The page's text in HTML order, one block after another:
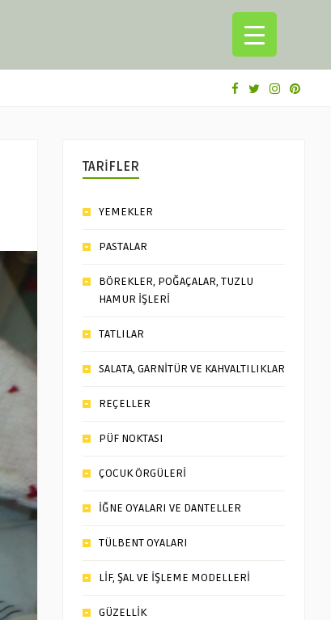
TARİFLER
YEMEKLER
PASTALAR
BÖREKLER, POĞAÇALAR, TUZLU
HAMUR İŞLERİ
TATLILAR
SALATA, GARNİTÜR VE KAHVALTILIKLAR
REÇELLER
PÜF NOKTASI
ÇOCUK ÖRGÜLERİ
İĞNE OYALARI VE DANTELLER
TÜLBENT OYALARI
LİF, ŞAL VE İŞLEME MODELLERİ
GÜZELLİK